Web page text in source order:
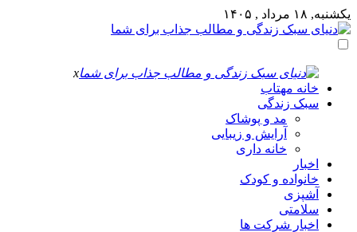
یکشنبه, ۱۸ مرداد , ۱۴۰۵
x
خانه مهتاب
سبک زندگی
مد و پوشاک
آرایش و زیبایی
خانه داری
اخبار
خانواده و کودک
آشپزی
سلامتی
اخبار شرکت ها